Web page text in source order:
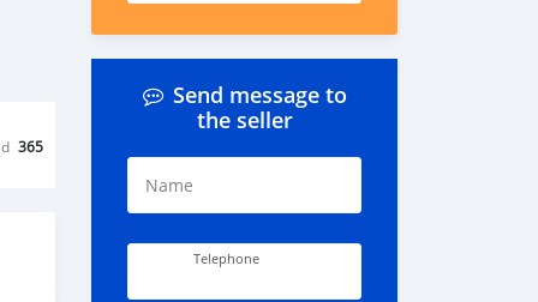
365
Send message to
the seller
Name
Telephone